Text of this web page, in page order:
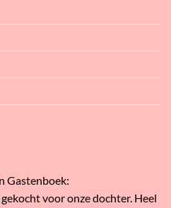
Gastenboek:
voor onze dochter. Heel